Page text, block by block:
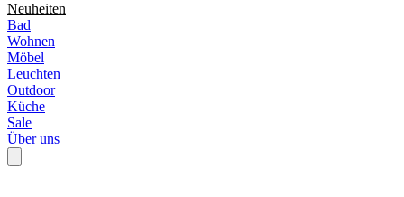
Neuheiten
Bad
Wohnen
Möbel
Leuchten
Outdoor
Küche
Sale
Über uns